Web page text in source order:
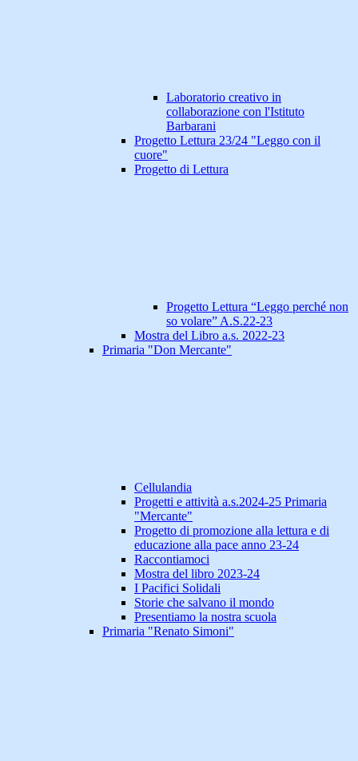
Laboratorio creativo in
collaborazione con l'Istituto
Barbarani
Progetto Lettura 23/24 "Leggo con il
cuore"
Progetto di Lettura
Progetto Lettura “Leggo perché non
so volare” A.S.22-23
Mostra del Libro a.s. 2022-23
Primaria "Don Mercante"
Cellulandia
Progetti e attività a.s.2024-25 Primaria
"Mercante"
Progetto di promozione alla lettura e di
educazione alla pace anno 23-24
Raccontiamoci
Mostra del libro 2023-24
I Pacifici Solidali
Storie che salvano il mondo
Presentiamo la nostra scuola
Primaria "Renato Simoni"